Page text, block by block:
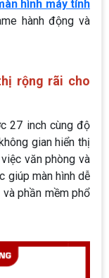
Đây là lựa chọn
hình máy tính
hành động và
rộng rãi cho
27 inch cùng độ
gian hiển thị
văn phòng và
giúp màn hình dễ
phần mềm phổ